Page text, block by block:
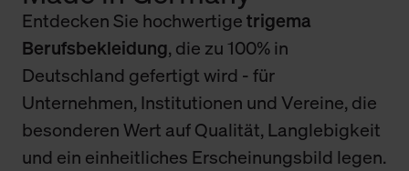
Entdecken Sie hochwertigetrigema
Berufsbekleidung, die zu 100% in
Deutschland gefertigt wird - für
Unternehmen, Institutionen und Vereine, die
besonderen Wert auf Qualität, Langlebigkeit
und ein einheitliches Erscheinungsbild legen.